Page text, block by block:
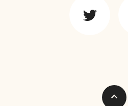
expand_less